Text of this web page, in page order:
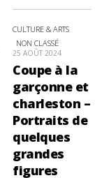
CULTURE & ARTS
NON CLASSÉ
25 AOÛT 2024
Coupe à la
garçonne et
charleston –
Portraits de
quelques
grandes
figures